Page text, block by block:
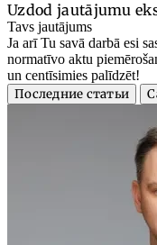
Uzdod jautājumu
Tavs jautājums
Ja arī Tu savā darbā esi
normatīvo aktu
un centīsimies palīdzēt!
Последние статьи